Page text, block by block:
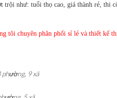
trội như: tuổi thọ cao, giá thành rẻ, thi
tôi chuyên phân phối sỉ lẻ và thiết kế
phường, 9 xã